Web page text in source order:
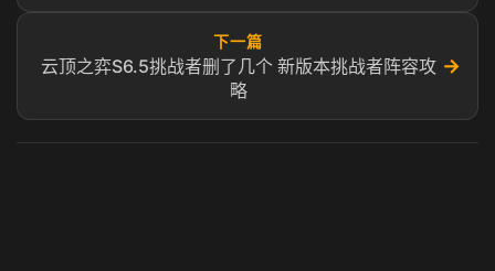
下一篇
云顶之弈S6.5挑战者删了几个 新版本挑战者阵容攻
略
→